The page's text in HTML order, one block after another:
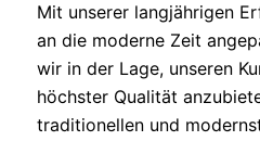
Mit unserer langjährigen
an die moderne Zeit
wir in der Lage, unseren
höchster Qualität
traditionellen und